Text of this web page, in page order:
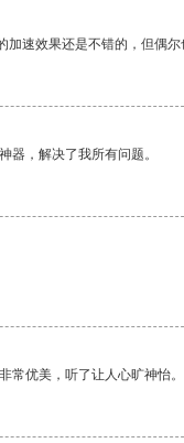
加速效果还是不错的，但偶
器，解决了我所有问题。
常优美，听了让人心旷神怡。